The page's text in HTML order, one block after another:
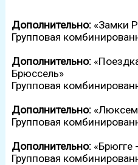
Дополнительно:«Замки
Групповая
Дополнительно:
Брюссель»
Групповая
Дополнительно:
Групповая
Дополнительно:«Брюгге
Групповая